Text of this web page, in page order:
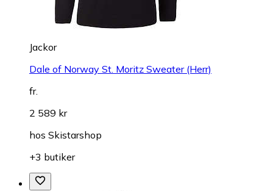
Jackor
Dale of Norway St. Moritz Sweater (Herr)
fr.
2 589 kr
hos Skistarshop
+3 butiker